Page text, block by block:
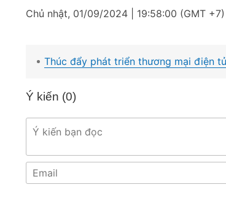
Chủ nhật, 01/09/2024 | 19:58:00 (GMT +7)
Thúc đẩy phát triển thương mại điện
Ý kiến (0)